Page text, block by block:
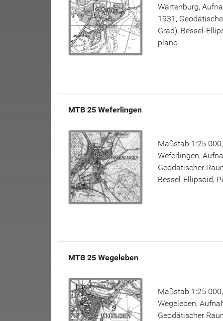
Wartenburg,
1931,
Grad), Bessel-
plano
MTB 25 Weferlingen
Maßstab 1:25
Weferlingen,
Geodätischer
Bessel-Ellipsoid,
MTB 25 Wegeleben
Maßstab 1:25
Wegeleben,
Geodätischer